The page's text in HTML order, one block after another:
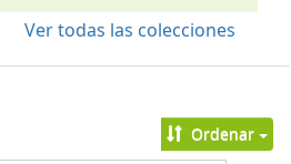
Ver todas las colecciones
Ordenar